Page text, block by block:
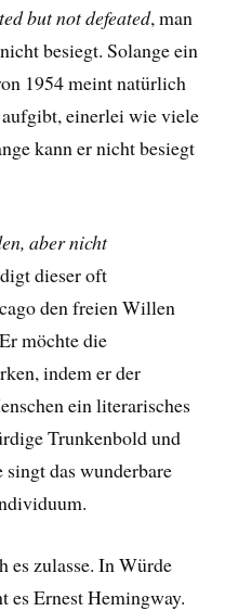
but not defeated, man
besiegt. Solange ein
1954 meint natürlich
einerlei wie viele
kann er nicht besiegt
aber nicht
dieser oft
den freien Willen
möchte die
indem er der
ein literarisches
Trunkenbold und
das wunderbare
es zulasse. In Würde
es Ernest Hemingway.